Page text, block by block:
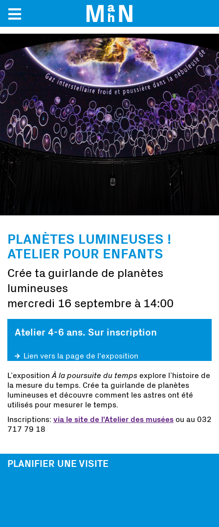
PLANÈTES LUMINEUSES !
ATELIER POUR ENFANTS
Crée ta guirlande de planètes
lumineuses
mercredi 16 septembre à 14:00
Atelier 4-6 ans. Sur inscription
Lien vers la page de l'exposition
L’exposition À la poursuite du temps explore l’histoire de
la mesure du temps. Crée ta guirlande de planètes
lumineuses et découvre comment les astres ont été
utilisés pour mesurer le temps.
Inscriptions: via le site de l'Atelier des musées ou au 032
717 79 18
PLANIFIER UNE VISITE